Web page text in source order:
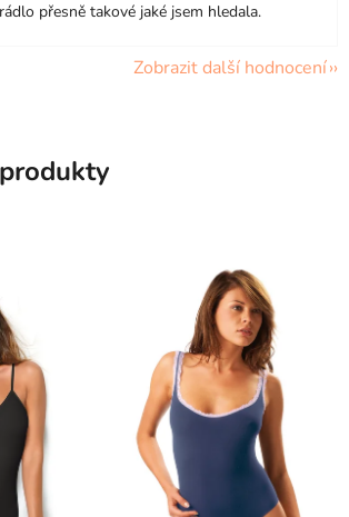
přesně takové jaké jsem hledala.
Zobrazit další hodnocení